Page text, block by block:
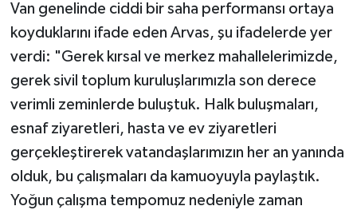
Van genelinde ciddi bir saha performansı ortaya
koyduklarını ifade eden Arvas, şu ifadelerde yer
verdi: "Gerek kırsal ve merkez mahallelerimizde,
gerek sivil toplum kuruluşlarımızla son derece
verimli zeminlerde buluştuk. Halk buluşmaları,
esnaf ziyaretleri, hasta ve ev ziyaretleri
gerçekleştirerek vatandaşlarımızın her an yanında
olduk, bu çalışmaları da kamuoyuyla paylaştık.
Yoğun çalışma tempomuz nedeniyle zaman